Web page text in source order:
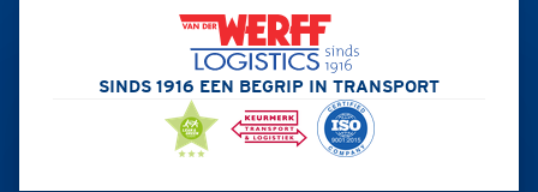
SINDS 1916 EEN BEGRIP IN TRANSPORT